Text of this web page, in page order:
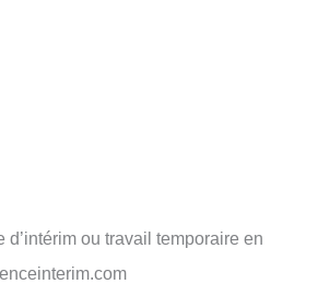
d’intérim ou travail temporaire en